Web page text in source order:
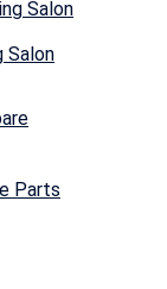
Salon
Parts